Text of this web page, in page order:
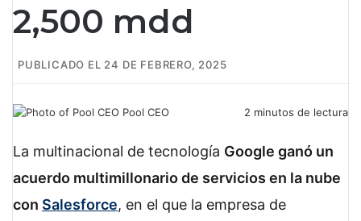
2,500 mdd
PUBLICADO EL 24 DE FEBRERO, 2025
Pool CEO
2 minutos de lectura
e
o
i
k
d
h
t
A
e
e
r
La multinacional de tecnología Google ganó un
acuerdo multimillonario de servicios en la nube
con Salesforce, en el que la empresa de